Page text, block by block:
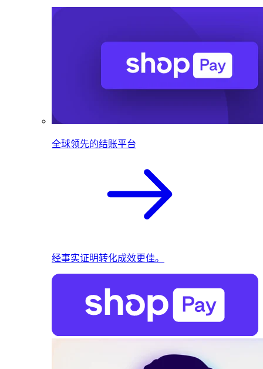
全球领先的结账平台
经事实证明转化成效更佳。